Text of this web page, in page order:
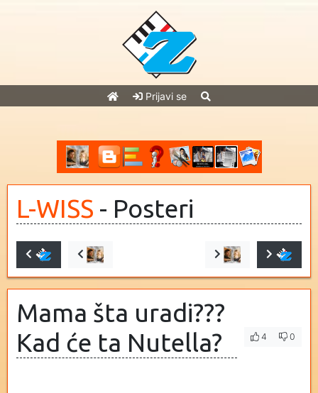
Prijavi se
L-WISS - Posteri
Mama šta uradi???
Kad će ta Nutella?
4 0